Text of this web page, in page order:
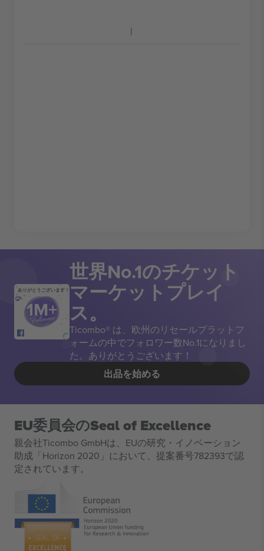
ありがとうございます！
世界No.1のチケット
マーケットプレイ
ス。
Ticombo® は、欧州のリセールプラットフ
ォームの中でフォロワー数No.1になりまし
た。ありがとうございます！
出品を始める
EU委員会のSeal of Excellence
親会社Ticombo GmbHは、EUの研究・イノベーション
助成「Horizon 2020」において、提案番号782393で認
定されています。